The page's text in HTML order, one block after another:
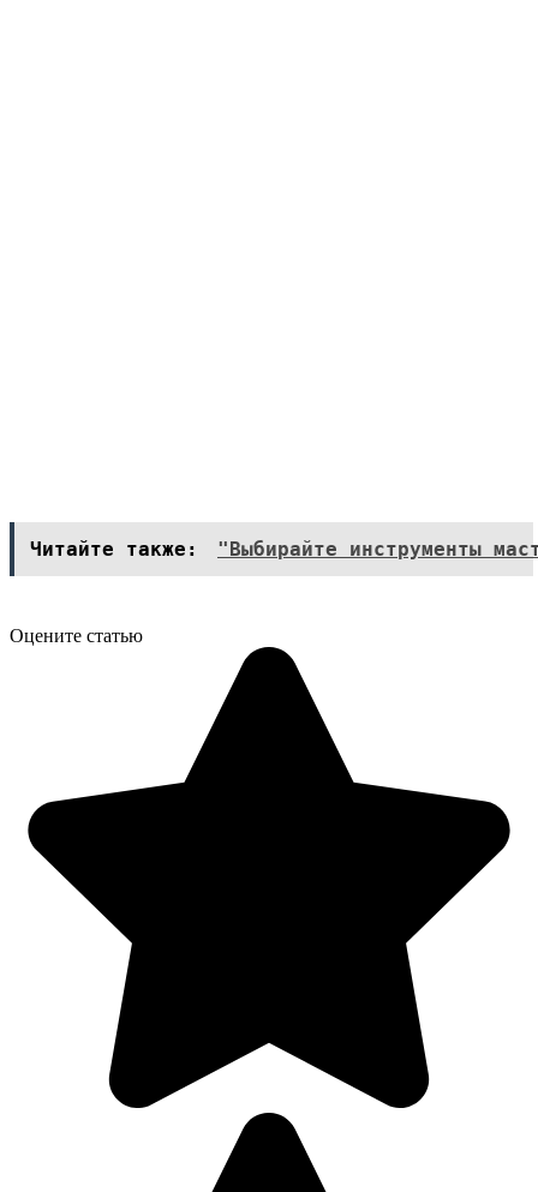
Читайте также: "Выбирайте инструменты
Оцените статью